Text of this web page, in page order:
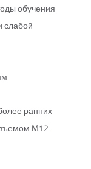
обучения
слабой
ранних
M12